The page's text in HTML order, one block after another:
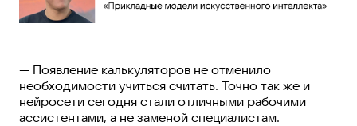
— Появление калькуляторов не отменило
необходимости учиться считать. Точно так же и
нейросети сегодня стали отличными рабочими
ассистентами, а не заменой специалистам.